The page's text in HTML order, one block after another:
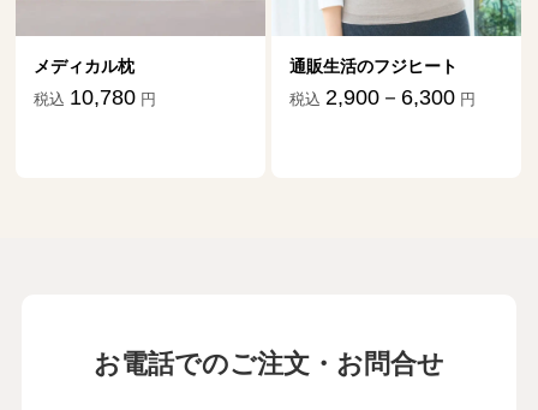
メディカル枕
税込 10,780 円
通販生活のフジヒート
税込 2,900－6,300 円
お電話でのご注文・お問合せ